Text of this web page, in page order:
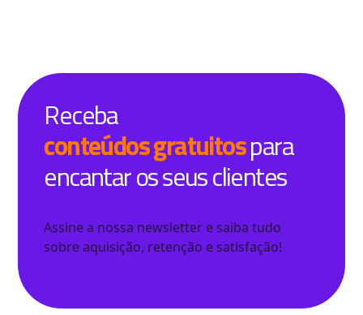
Receba
conteúdos gratuitospara
encantar os seus clientes
Assine a nossa newsletter e saiba tudo
sobre aquisição, retenção e satisfação!